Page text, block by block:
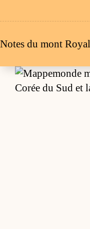
au
Notes du mont Royal